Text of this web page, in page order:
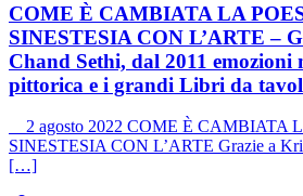
COME È CAMBIATA LA
SINESTESIA CON L’ARTE –
Chand Sethi, dal 2011 emozioni
pittorica e i grandi Libri da
2 agosto 2022 COME È CAMBIATA
SINESTESIA CON L’ARTE Grazie a
[…]